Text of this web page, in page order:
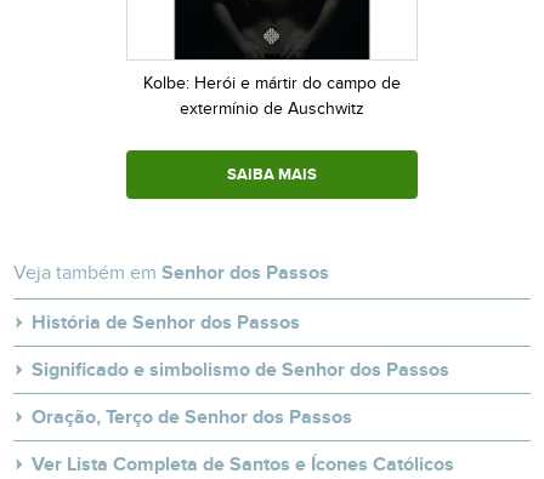
Kolbe: Herói e mártir do campo de
extermínio de Auschwitz
SAIBA MAIS
Veja também emSenhor dos Passos
História de Senhor dos Passos
Significado e simbolismo de Senhor dos Passos
Oração, Terço de Senhor dos Passos
Ver Lista Completa de Santos e Ícones Católicos